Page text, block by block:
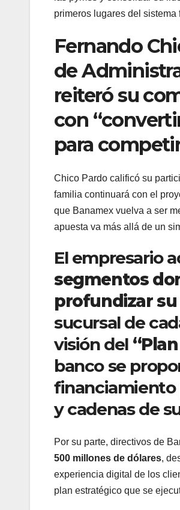
primeros lugares del
Fernando
de
reiteró su
con
para
Chico Pardo calificó su
familia continuará con el
que Banamex vuelva a ser
apuesta va más allá de un
El empresario
segmentos
profundizar
sucursal de
visión del
banco se
financiamiento
y cadenas de
Por su parte, directivos de
500 millones de dólares,
experiencia digital de los
plan estratégico que se